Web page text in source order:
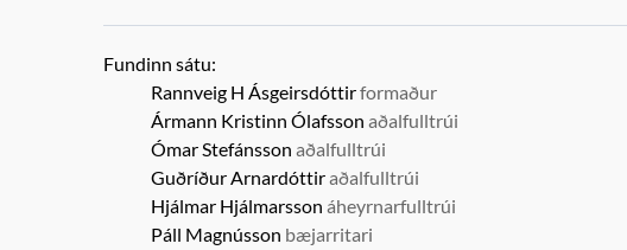
Fundinn sátu:
Rannveig H Ásgeirsdóttirformaður
Ármann Kristinn Ólafsson aðalfulltrúi
Ómar Stefánsson aðalfulltrúi
Guðríður Arnardóttiraðalfulltrúi
Hjálmar Hjálmarsson áheyrnarfulltrúi
Páll Magnússon bæjarritari